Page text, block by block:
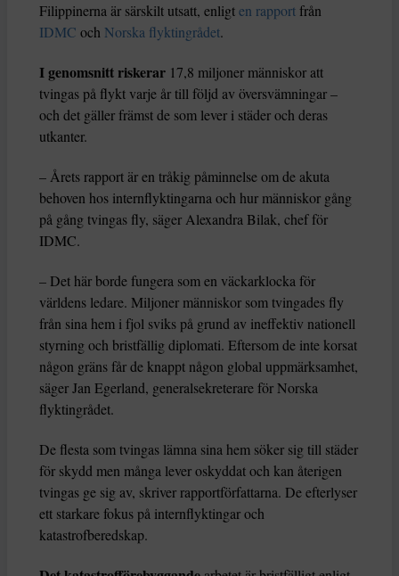
Filippinerna är särskilt utsatt, enligten rapportfrån
IDMC och Norska flyktingrådet.
I genomsnitt riskerar 17,8 miljoner människor att
tvingas på flykt varje år till följd av översvämningar –
och det gäller främst de som lever i städer och deras
utkanter.
– Årets rapport är en tråkig påminnelse om de akuta
behoven hos internflyktingarna och hur människor gång
på gång tvingas fly, säger Alexandra Bilak, chef för
IDMC.
– Det här borde fungera som en väckarklocka för
världens ledare. Miljoner människor som tvingades fly
från sina hem i fjol sviks på grund av ineffektiv nationell
styrning och bristfällig diplomati. Eftersom de inte korsat
någon gräns får de knappt någon global uppmärksamhet,
säger Jan Egerland, generalsekreterare för Norska
flyktingrådet.
De flesta som tvingas lämna sina hem söker sig till städer
för skydd men många lever oskyddat och kan återigen
tvingas ge sig av, skriver rapportförfattarna. De efterlyser
ett starkare fokus på internflyktingar och
katastrofberedskap.